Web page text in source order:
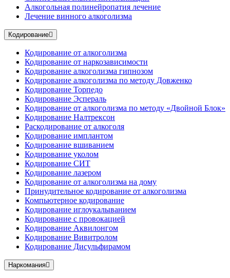
Алкогольная полинейропатия лечение
Лечение винного алкоголизма
Кодирование
Кодирование от алкоголизма
Кодирование от наркозависимости
Кодирование алкоголизма гипнозом
Кодирование алкоголизма по методу Довженко
Кодирование Торпедо
Кодирование Эспераль
Кодирование от алкоголизма по методу «Двойной Блок»
Кодирование Налтрексон
Раскодирование от алкоголя
Кодирование имплантом
Кодирование вшиванием
Кодирование уколом
Кодирование СИТ
Кодирование лазером
Кодирование от алкоголизма на дому
Принудительное кодирование от алкоголизма
Компьютерное кодирование
Кодирование иглоукалыванием
Кодирование с провокацией
Кодирование Аквилонгом
Кодирование Вивитролом
Кодирование Дисульфирамом
Наркомания